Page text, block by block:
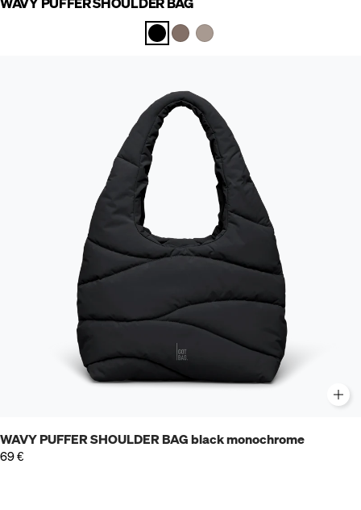
WAVY PUFFER SHOULDER BAG black monochrome
69 €